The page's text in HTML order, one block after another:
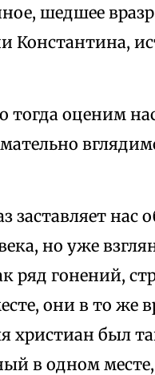
шедшее
Константина,
тогда оценим
заставляет
но уже
ряд гонений,
они в то же
христиан был
в одном месте,